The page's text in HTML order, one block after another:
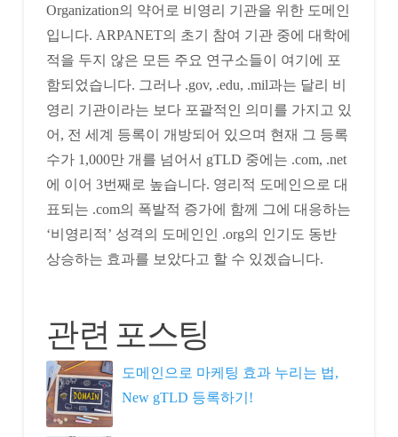
Organization의 약어로 비영리 기관을 위한 도메인
입니다. ARPANET의 초기 참여 기관 중에 대학에
적을 두지 않은 모든 주요 연구소들이 여기에 포
함되었습니다. 그러나 .gov, .edu, .mil과는 달리 비
영리 기관이라는 보다 포괄적인 의미를 가지고 있
어, 전 세계 등록이 개방되어 있으며 현재 그 등록
수가 1,000만 개를 넘어서 gTLD 중에는 .com, .net
에 이어 3번째로 높습니다. 영리적 도메인으로 대
표되는 .com의 폭발적 증가에 함께 그에 대응하는
‘비영리적’ 성격의 도메인인 .org의 인기도 동반
상승하는 효과를 보았다고 할 수 있겠습니다.
관련 포스팅
도메인으로 마케팅 효과 누리는 법,
New gTLD 등록하기!